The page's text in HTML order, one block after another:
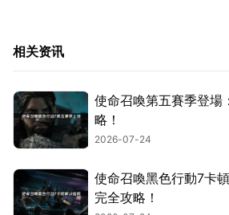
相关资讯
使命召喚第五賽季登場
略！
2026-07-24
使命召喚黑色行動7卡
完全攻略！